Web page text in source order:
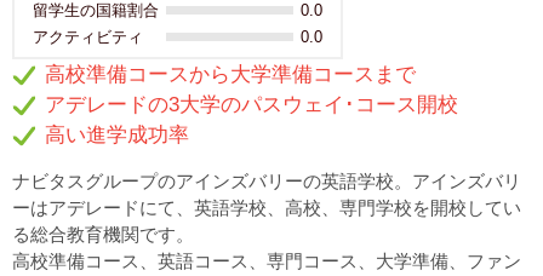
留学生の国籍割合
0.0
アクティビティ
0.0
高校準備コースから大学準備コースまで
アデレードの3大学のパスウェイ･コース開校
高い進学成功率
ナビタスグループのアインズバリーの英語学校。アインズバリ
ーはアデレードにて、英語学校、高校、専門学校を開校してい
る総合教育機関です。
高校準備コース、英語コース、専門コース、大学準備、ファン